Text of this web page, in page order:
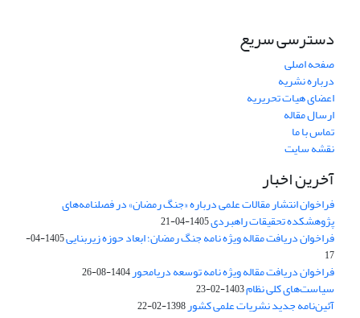
دسترسی سریع
صفحه اصلی
درباره نشریه
اعضای هیات تحریریه
ارسال مقاله
تماس با ما
نقشه سایت
آخرین اخبار
فراخوان انتشار مقالات علمی درباره «جنگ رمضان» در فصلنامه‌های
پژوهشکده تحقیقات راهبردی1405-04-21
فراخوان دریافت مقاله ویژه نامه جنگ رمضان؛ ابعاد حوزه زیربنایی
1405-04-
17
فراخوان دریافت مقاله ویژه نامه توسعه دریامحور1404-08-26
سیاست‌های کلی نظام1403-02-23
آئین‌نامه جدید نشریات علمی کشور1398-02-22